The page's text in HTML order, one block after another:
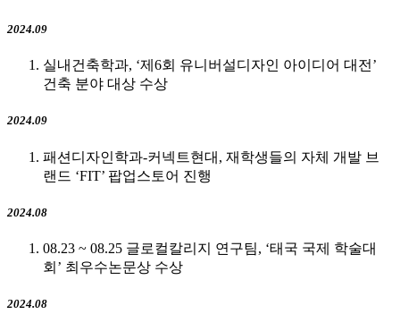
2024.09
실내건축학과, ‘제6회 유니버설디자인 아이디어 대전’
건축 분야 대상 수상
2024.09
패션디자인학과-커넥트현대, 재학생들의 자체 개발 브
랜드 ‘FIT’ 팝업스토어 진행
2024.08
08.23 ~ 08.25 글로컬칼리지 연구팀, ‘태국 국제 학술대
회’ 최우수논문상 수상
2024.08